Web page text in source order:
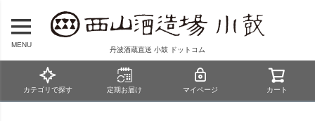
MENU
丹波酒蔵直送 小鼓 ドットコム
カテゴリで探す 定期お届け マイページ カート